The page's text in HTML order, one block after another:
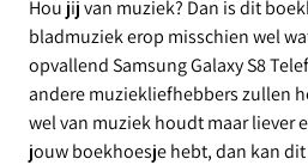
Hou jij van muziek? Dan is dit
bladmuziek erop misschien wel
opvallend Samsung Galaxy S8
andere muziekliefhebbers zullen
wel van muziek houdt maar liever
jouw boekhoesje hebt, dan kan